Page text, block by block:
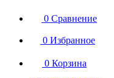
0 Сравнение
0 Избранное
0 Корзина